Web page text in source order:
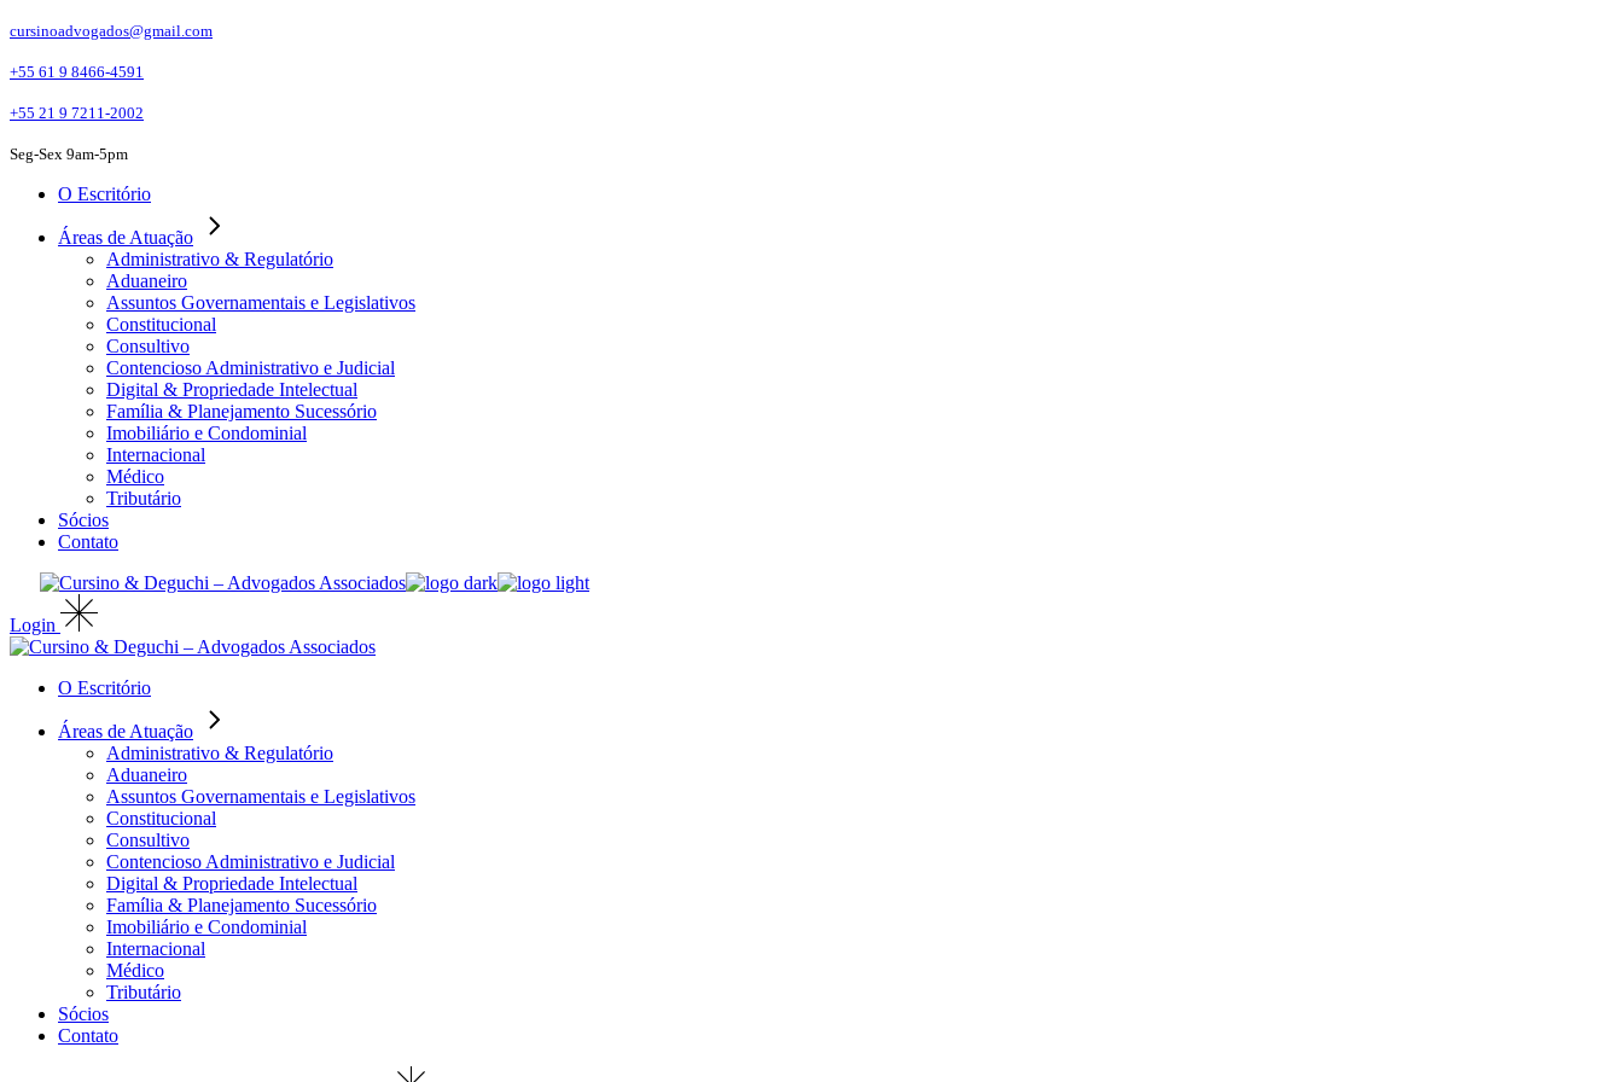
Skip
the
cursinoadvogados@gmail.com
+55 61 9 8466-4591
+55 21 9 7211-2002
Seg-Sex 9am-5pm
O Escritório
Áreas de Atuação
Administrativo & Regulatório
Aduaneiro
Assuntos Governamentais e Legislativos
Constitucional
Consultivo
Contencioso Administrativo e Judicial
Digital & Propriedade Intelectual
Família & Planejamento Sucessório
Imobiliário e Condominial
Internacional
Médico
Tributário
Sócios
Contato
Login
O Escritório
Áreas de Atuação
Administrativo & Regulatório
Aduaneiro
Assuntos Governamentais e Legislativos
Constitucional
Consultivo
Contencioso Administrativo e Judicial
Digital & Propriedade Intelectual
Família & Planejamento Sucessório
Imobiliário e Condominial
Internacional
Médico
Tributário
Sócios
Contato